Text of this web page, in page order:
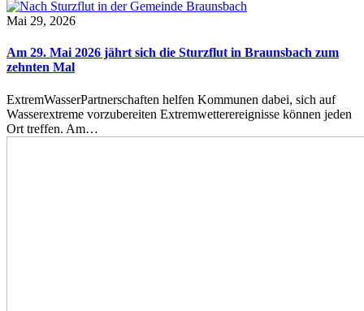
Mai 29, 2026
Am 29. Mai 2026 jährt sich die Sturzflut in Braunsbach zum
zehnten Mal
ExtremWasserPartnerschaften helfen Kommunen dabei, sich auf
Wasserextreme vorzubereiten Extremwetterereignisse können jeden
Ort treffen. Am…